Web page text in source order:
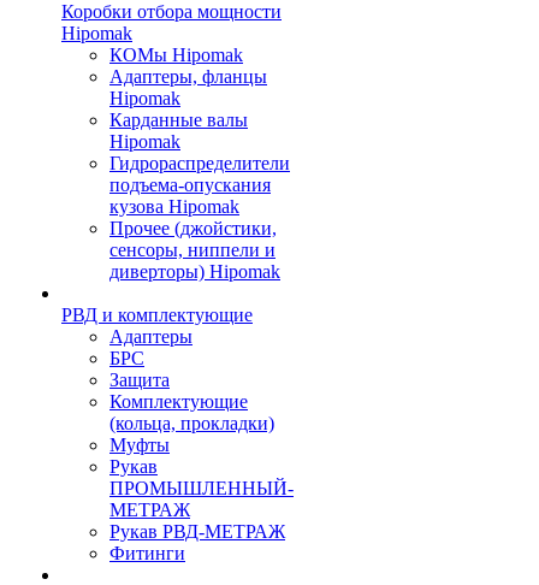
Коробки отбора мощности
Hipomak
КОМы Hipomak
Адаптеры, фланцы
Hipomak
Карданные валы
Hipomak
Гидрораспределители
подъема-опускания
кузова Hipomak
Прочее (джойстики,
сенсоры, ниппели и
диверторы) Hipomak
РВД и комплектующие
Адаптеры
БРС
Защита
Комплектующие
(кольца, прокладки)
Муфты
Рукав
ПРОМЫШЛЕННЫЙ-
МЕТРАЖ
Рукав РВД-МЕТРАЖ
Фитинги